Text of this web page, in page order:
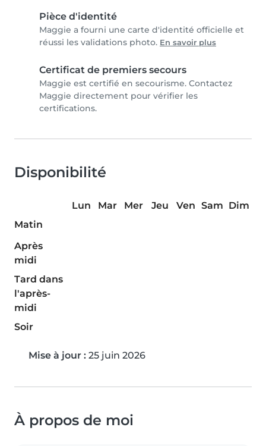
Pièce d'identité
Maggie a fourni une carte d'identité officielle et
réussi les validations photo. En savoir plus
Certificat de premiers secours
Maggie est certifié en secourisme. Contactez
Maggie directement pour vérifier les
certifications.
Disponibilité
Lun Mar Mer Jeu Ven Sam Dim
Matin
Après
midi
Tard dans
l'après-
midi
Soir
Mise à jour : 25 juin 2026
À propos de moi